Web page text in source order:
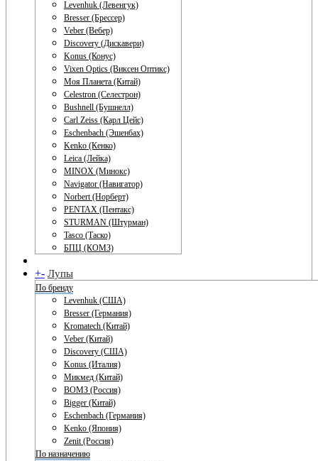
Levenhuk (Левенгук)
Bresser (Брессер)
Veber (Вебер)
Discovery (Дискавери)
Konus (Конус)
Vixen Optics (Виксен Оптикс)
Моя Планета (Китай)
Celestron (Селестрон)
Bushnell (Бушнелл)
Carl Zeiss (Карл Цейс)
Eschenbach (Эшенбах)
Kenko (Кенко)
Leica (Лейка)
MINOX (Минокс)
Navigator (Навигатор)
Norbert (Норберт)
PENTAX (Пентакс)
STURMAN (Штурман)
Tasco (Таско)
БПЦ (КОМЗ)
+- Лупы
По бренду
Levenhuk (США)
Bresser (Германия)
Kromatech (Китай)
Veber (Китай)
Discovery (США)
Konus (Италия)
Микмед (Китай)
ВОМЗ (Россия)
Bigger (Китай)
Eschenbach (Германия)
Kenko (Япония)
Zenit (Россия)
По назначению